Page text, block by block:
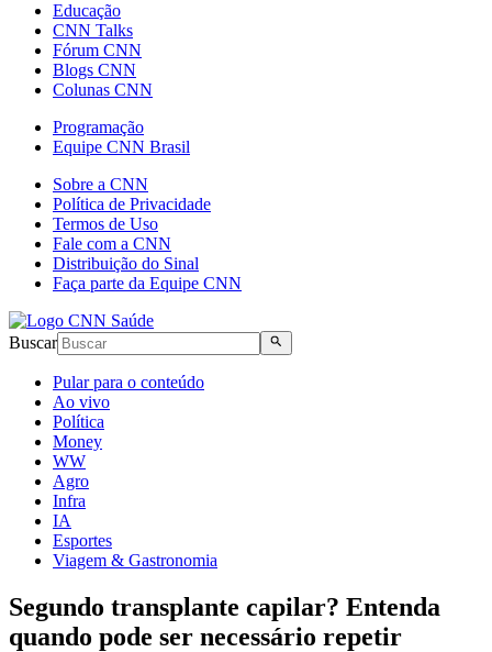
Educação
CNN Talks
Fórum CNN
Blogs CNN
Colunas CNN
Programação
Equipe CNN Brasil
Sobre a CNN
Política de Privacidade
Termos de Uso
Fale com a CNN
Distribuição do Sinal
Faça parte da Equipe CNN
Buscar
Pular para o conteúdo
Ao vivo
Política
Money
WW
Agro
Infra
IA
Esportes
Viagem & Gastronomia
Segundo transplante capilar? Entenda
quando pode ser necessário repetir